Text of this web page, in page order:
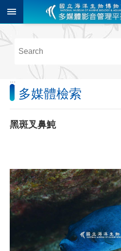
跳到主要內容區塊
階
尋
多
媒
體
檢
像
影
音
音
:::
多媒體檢索
黑斑叉鼻魨